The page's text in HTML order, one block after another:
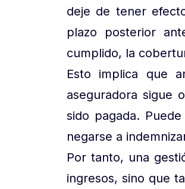
deje de tener
plazo posterior
cumplido, la
Esto implica que
aseguradora sigue
sido pagada.
negarse a
Por tanto, una
ingresos, sino que